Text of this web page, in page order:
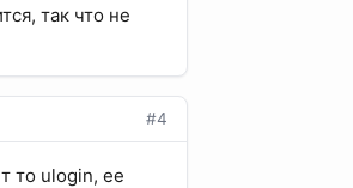
так что не
#4
то ulogin, ее